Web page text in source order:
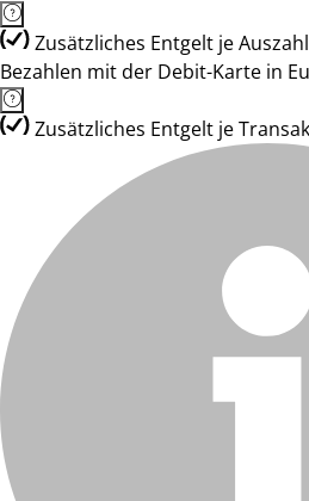
Zusätzliches Entgelt je
Bezahlen mit der Debit-Karte in
Zusätzliches Entgelt je